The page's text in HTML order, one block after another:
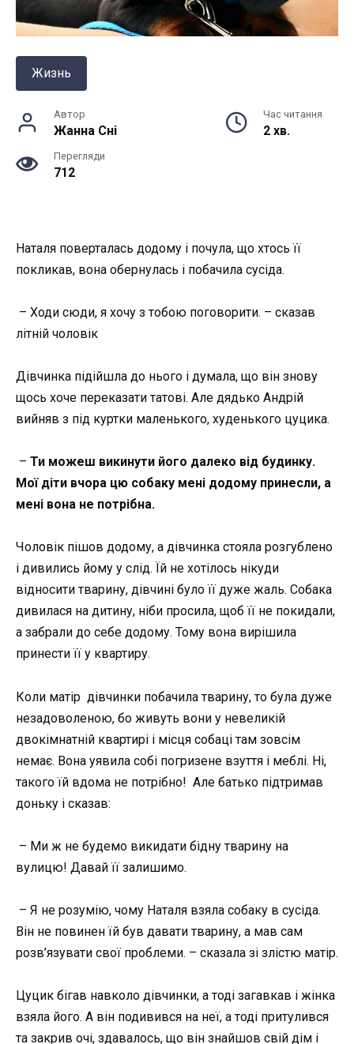
Жизнь
Автор
Жанна Снi
Час читання
2 хв.
Перегляди
712
Наталя поверталась додому і почула, що хтось її
покликав, вона обернулась і побачила сусіда.
– Ходи сюди, я хочу з тобою поговорити. – сказав
літній чоловік
Дівчинка підійшла до нього і думала, що він знову
щось хоче переказати татові. Але дядько Андрій
вийняв з під куртки маленького, худенького цуцика.
– Ти можеш викинути його далеко від будинку.
Мої діти вчора цю собаку мені додому принесли, а
мені вона не потрібна.
Чоловік пішов додому, а дівчинка стояла розгублено
і дивились йому у слід. Їй не хотілось нікуди
відносити тварину, дівчині було її дуже жаль. Собака
дивилася на дитину, ніби просила, щоб її не покидали,
а забрали до себе додому. Тому вона вирішила
принести її у квартиру.
Коли матір дівчинки побачила тварину, то була дуже
незадоволеною, бо живуть вони у невеликій
двокімнатній квартирі і місця собаці там зовсім
немає. Вона уявила собі погризене взуття і меблі. Ні,
такого їй вдома не потрібно! Але батько підтримав
доньку і сказав:
– Ми ж не будемо викидати бідну тварину на
вулицю! Давай її залишимо.
– Я не розумію, чому Наталя взяла собаку в сусіда.
Він не повинен їй був давати тварину, а мав сам
розв’язувати свої проблеми. – сказала зі злістю матір.
Цуцик бігав навколо дівчинки, а тоді загавкав і жінка
взяла його. А він подивився на неї, а тоді притулився
та закрив очі, здавалось, що він знайшов свій дім і